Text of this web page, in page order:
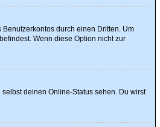
durch einen Dritten. Um
Wenn diese Option nicht zur
deinen Online-Status sehen. Du wirst